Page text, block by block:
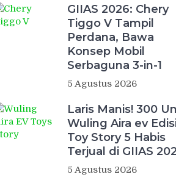
GIIAS 2026: Chery
Tiggo V Tampil
Perdana, Bawa
Konsep Mobil
Serbaguna 3-in-1
5 Agustus 2026
Laris Manis! 300
Wuling Aira ev
Toy Story 5 Habis
Terjual di GIIAS
5 Agustus 2026